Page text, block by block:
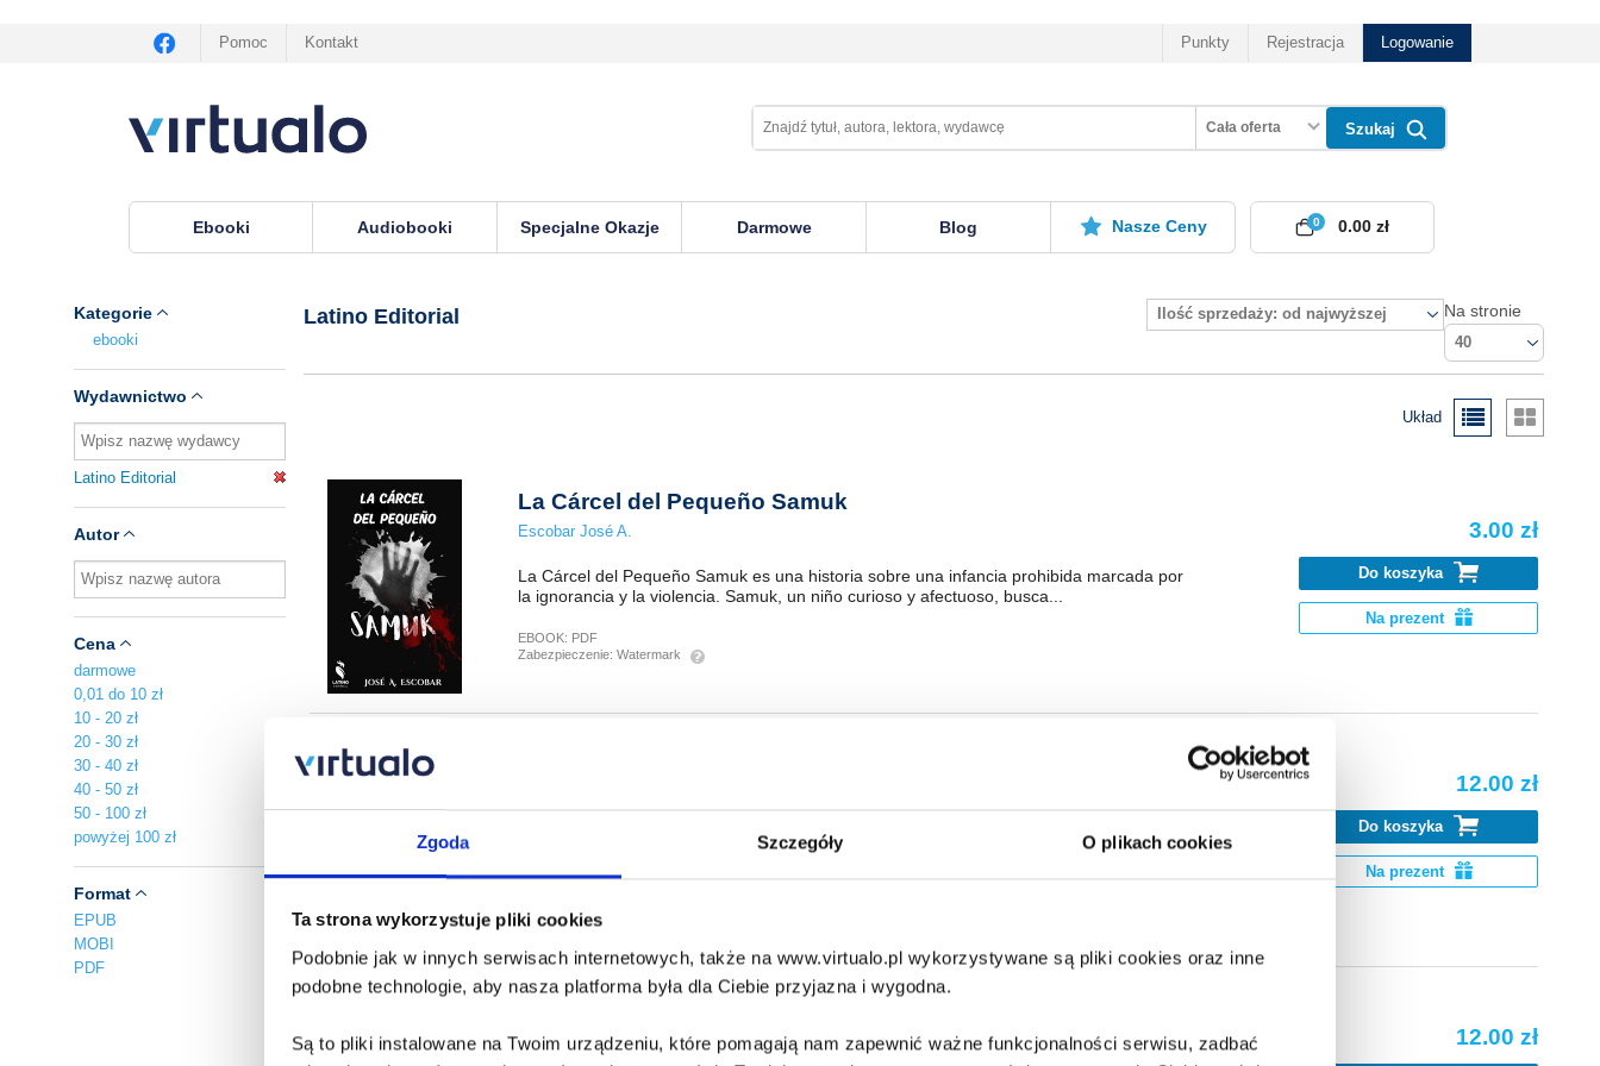
Zgoda Szczegóły O plikach cookies
Ta strona wykorzystuje pliki cookies
Podobnie jak w innych serwisach internetowych, także na www.virtualo.pl wykorzystywane są pliki cookies oraz inne
podobne technologie, aby nasza platforma była dla Ciebie przyjazna i wygodna.
Są to pliki instalowane na Twoim urządzeniu, które pomagają nam zapewnić ważne funkcjonalności serwisu, zadbać
Pomoc Kontakt Punkty Rejestracja Logowanie
Cała oferta Szukaj
Ebooki Audiobooki Specjalne Okazje Darmowe Blog Nasze Ceny 0
0.00 zł
Kategorie
ebooki
Wydawnictwo
Latino Editorial
Autor
Cena
darmowe
0,01 do 10 zł
10 - 20 zł
20 - 30 zł
30 - 40 zł
40 - 50 zł
50 - 100 zł
powyżej 100 zł
Format
EPUB
MOBI
PDF
Latino Editorial Ilość sprzedaży: od najwyższej Na stronie
40
Układ
La Cárcel del Pequeño Samuk
Escobar José A.
La Cárcel del Pequeño Samuk es una historia sobre una infancia prohibida marcada por
la ignorancia y la violencia. Samuk, un niño curioso y afectuoso, busca...
EBOOK: PDF
Zabezpieczenie: Watermark
3.00 zł
Do koszyka
Na prezent
Mr. Booky is a man passionate about words and love. His dedication to work keeps him
away from his wife for long periods. Total lack of communication will...
12.00 zł
Do koszyka
Na prezent
José A. Escobar 12.00 zł